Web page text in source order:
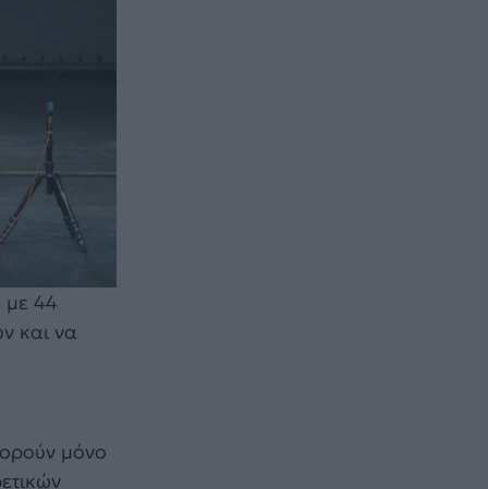
με 44
και να
μόνο